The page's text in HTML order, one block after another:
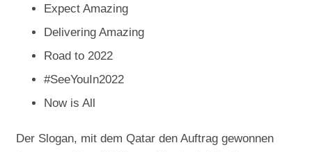
Expect Amazing
Delivering Amazing
Road to 2022
#SeeYouIn2022
Now is All
Der Slogan, mit dem Qatar den Auftrag gewonnen